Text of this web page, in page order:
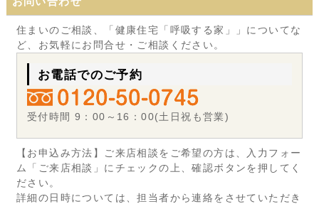
住まいのご相談、「健康住宅「呼吸する家」」についてな
ど、お気軽にお問合せ・ご相談ください。
お電話でのご予約
受付時間 9：00～16：00(土日祝も営業)
【お申込み方法】ご来店相談をご希望の方は、入力フォー
ム「ご来店相談」にチェックの上、確認ボタンを押してく
ださい。
詳細の日時については、担当者から連絡をさせていただき